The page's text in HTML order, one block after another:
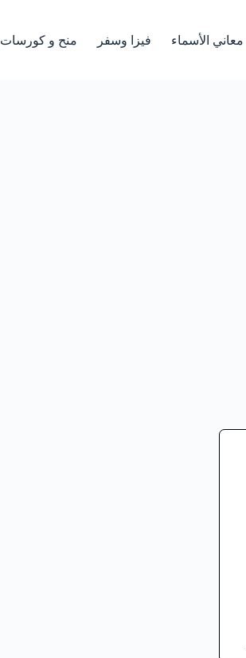
معاني الأسماء فيزا وسفر منح و كورسات